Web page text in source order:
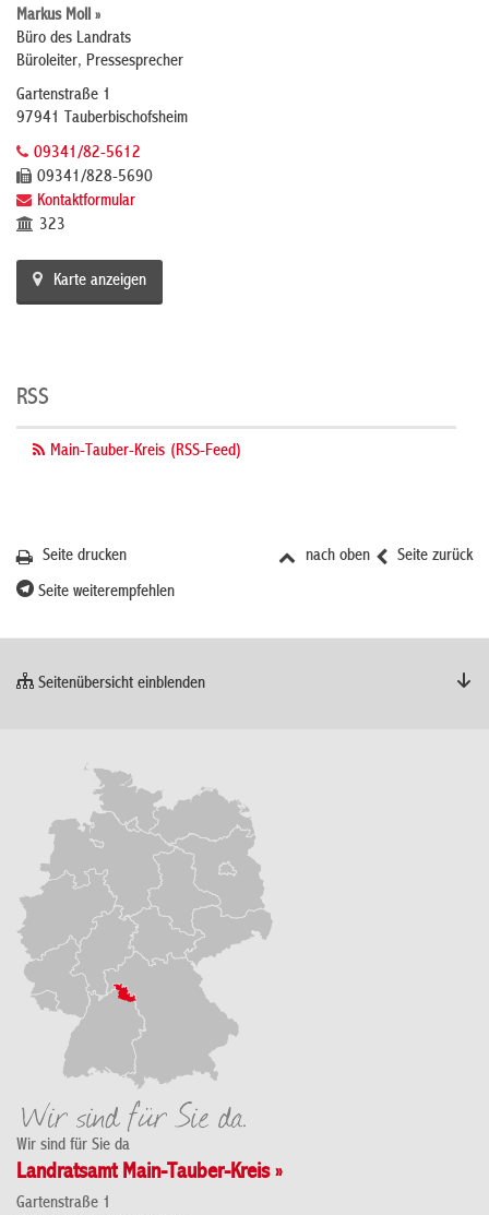
Markus Moll »
Büro des Landrats
Büroleiter, Pressesprecher
Gartenstraße 1
97941 Tauberbischofsheim
09341/82-5612
09341/828-5690
Kontaktformular
323
Karte anzeigen
RSS
Main-Tauber-Kreis (RSS-Feed)
Seite zurück
nach oben
Seite drucken
Seite weiterempfehlen
Seitenübersicht einblenden
Wir sind für Sie da
Landratsamt Main-Tauber-Kreis »
Gartenstraße 1